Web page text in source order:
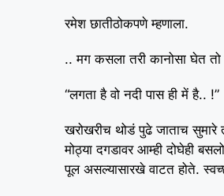
रमेश छातीठोकपणे म्हणाला.
.. मग कसला तरी कानोसा घेत तो
“लगता है वो नदी पास ही में है.. !”
खरोखरीच थोडं पुढे जाताच
मोठ्या दगडावर आम्ही दोघेही
पूल असल्यासारखे वाटत होते.